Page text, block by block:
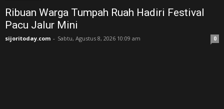
Ribuan Warga Tumpah Ruah Hadiri Festival
Pacu Jalur Mini
sijoritoday.com - Sabtu, Agustus 8, 2026 10:09 am 0